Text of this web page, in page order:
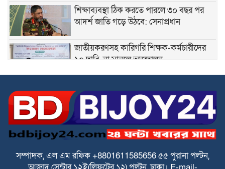
শিক্ষাব্যবস্থা ঠিক করতে পারলে ৩০ বছর পর
আদর্শ জাতি গড়ে উঠবে: সেনাপ্রধান
জাতীয়করণসহ কারিগরি শিক্ষক-কর্মচারীদের
১০ দাবি, না মানলে আন্দোলন
স্বতন্ত্র ইবতেদায়ি মাদরাসা শিক্ষকদের এমপিও
বাস্তবায়নের দাবিতে মানববন্ধন
স্বতন্ত্র ইবতেদায়ি মাদ্রাসার বেতন বন্ধের চক্রান্ত
ও মিথ্যা মামলার বিরুদ্ধে তীব্র প্রতিবাদ ও
প্রতিকার
সম্পাদক, এল এম রফিক +8801611585656৫৫ পুরানা পল্টন,